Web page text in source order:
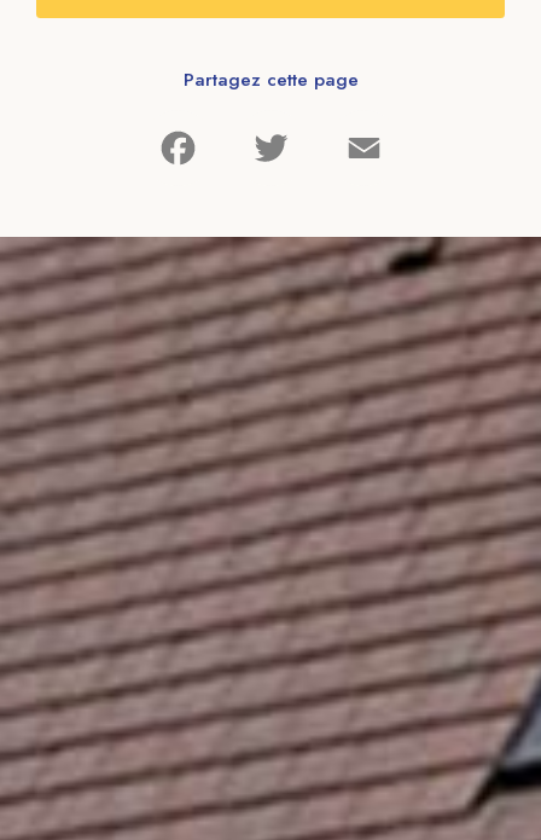
Partagez cette page